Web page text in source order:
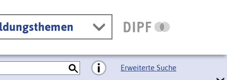
Erweiterte Suche